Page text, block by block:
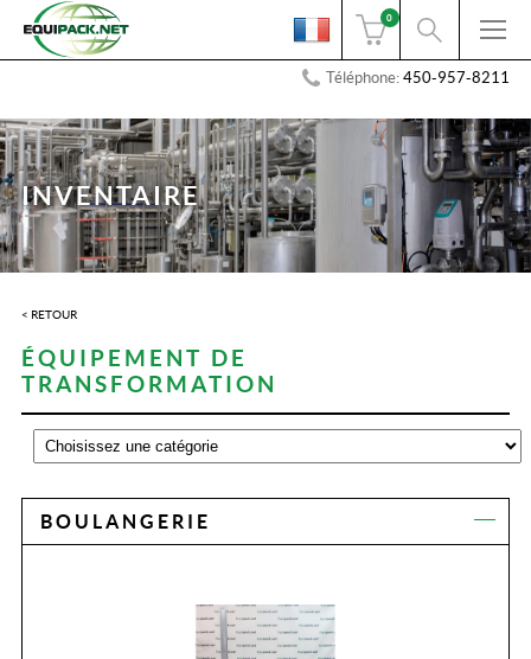
0
Téléphone:450-957-8211
INVENTAIRE
< RETOUR
ÉQUIPEMENT DE
TRANSFORMATION
BOULANGERIE